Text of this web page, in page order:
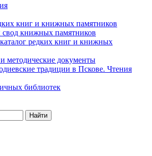
книг и книжных памятников
свод книжных памятников
редких книг и книжных
методические документы
традиции в Пскове. Чтения
библиотек
Найти